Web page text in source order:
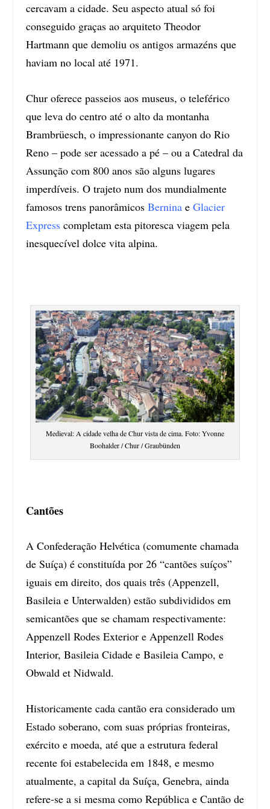
cercavam a cidade. Seu aspecto atual só foi
conseguido graças ao arquiteto Theodor
Hartmann que demoliu os antigos armazéns que
haviam no local até 1971.
Chur oferece passeios aos museus, o teleférico
que leva do centro até o alto da montanha
Brambrüesch, o impressionante canyon do Rio
Reno – pode ser acessado a pé – ou a Catedral da
Assunção com 800 anos são alguns lugares
imperdíveis. O trajeto num dos mundialmente
famosos trens panorâmicos Berninae Glacier
Expresscompletam esta pitoresca viagem pela
inesquecível dolce vita alpina.
Medieval: A cidade velha de Chur vista de cima. Foto: Yvonne
Boohalder / Chur / Graubünden
Cantões
A Confederação Helvética (comumente chamada
de Suíça) é constituída por 26 “cantões suíços”
iguais em direito, dos quais três (Appenzell,
Basileia e Unterwalden) estão subdivididos em
semicantões que se chamam respectivamente:
Appenzell Rodes Exterior e Appenzell Rodes
Interior, Basileia Cidade e Basileia Campo, e
Obwald et Nidwald.
Historicamente cada cantão era considerado um
Estado soberano, com suas próprias fronteiras,
exército e moeda, até que a estrutura federal
recente foi estabelecida em 1848, e mesmo
atualmente, a capital da Suíça, Genebra, ainda
refere-se a si mesma como República e Cantão de